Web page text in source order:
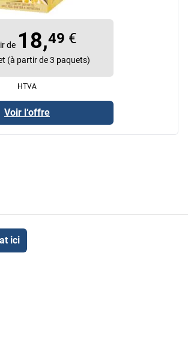
de 18,49 €
(à partir de 3 paquets)
HTVA
Voir l‘offre
ici